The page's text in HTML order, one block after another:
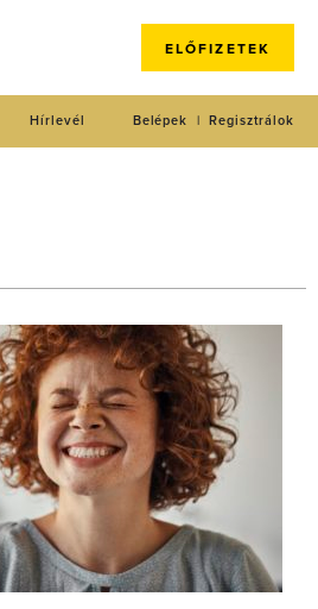
ELŐFIZETEK
Regisztrálok
Belépek
Hírlevél